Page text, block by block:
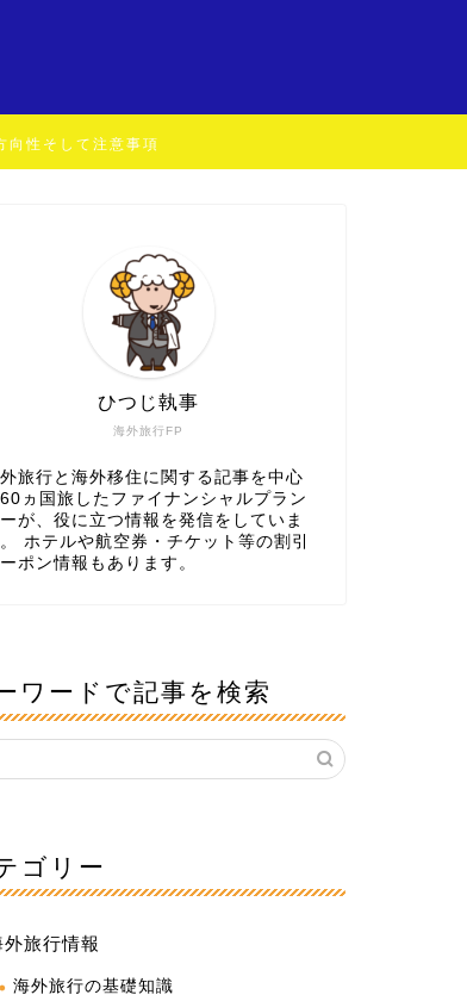
向性そして注意事項
海外旅行FP
ひつじ執事
旅行と海外移住に関する記事を中心
ヵ国旅したファイナンシャルプラン
が、役に立つ情報を発信をしていま
ホテルや航空券・チケット等の割引
ポン情報もあります。
ワードで記事を検索
ゴリー
外旅行情報
海外旅行の基礎知識